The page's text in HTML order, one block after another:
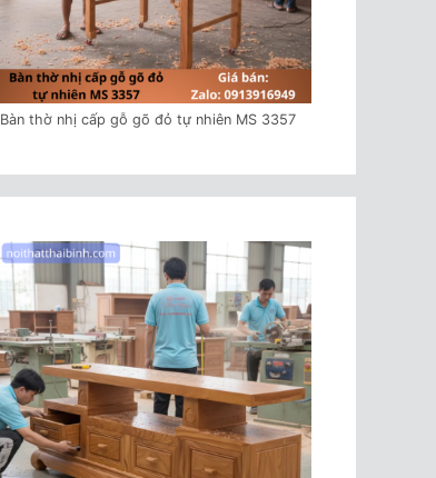
Bàn thờ nhị cấp gỗ gõ đỏ tự nhiên MS 3357